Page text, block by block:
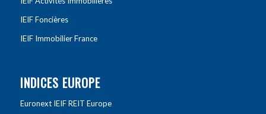
IEIF Foncières
IEIF Immobilier France
INDICES EUROPE
Euronext IEIF REIT Europe